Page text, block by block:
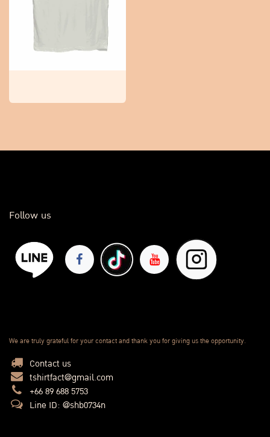
Follow us
We are truly grateful for your contact and thank you for giving us the opportunity.
Contact us
tshirtfact@gmail.com
+66 89 688 5753
Line ID: @shb0734n